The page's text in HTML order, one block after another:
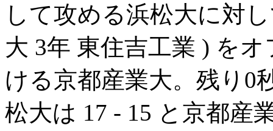
して攻める浜松大に対
大 3年 東住吉工業 ) を
ける京都産業大。残り0
松大は 17 - 15 と京都産